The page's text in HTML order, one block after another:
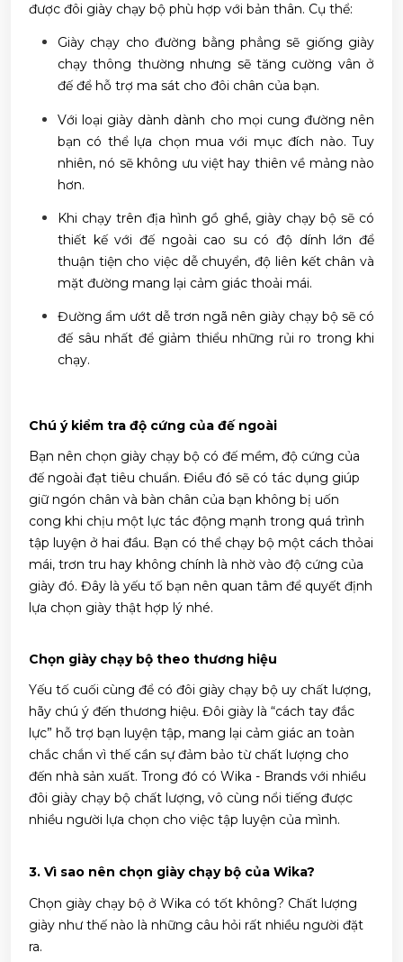
được đôi giày chạy bộ phù hợp với bản thân. Cụ thể:
Giày chạy cho đường bằng phẳng sẽ giống giày
chạy thông thường nhưng sẽ tăng cường vân ở
đế để hỗ trợ ma sát cho đôi chân của bạn.
Với loại giày dành dành cho mọi cung đường nên
bạn có thể lựa chọn mua với mục đích nào. Tuy
nhiên, nó sẽ không ưu việt hay thiên về mảng nào
hơn.
Khi chạy trên địa hình gồ ghề, giày chạy bộ sẽ có
thiết kế với đế ngoài cao su có độ dính lớn để
thuận tiện cho việc dễ chuyển, độ liên kết chân và
mặt đường mang lại cảm giác thoải mái.
Đường ẩm ướt dễ trơn ngã nên giày chạy bộ sẽ có
đế sâu nhất để giảm thiểu những rủi ro trong khi
chạy.
Chú ý kiểm tra độ cứng của đế ngoài
Bạn nên chọn giày chạy bộ có đế mềm, độ cứng của
đế ngoài đạt tiêu chuẩn. Điều đó sẽ có tác dụng giúp
giữ ngón chân và bàn chân của bạn không bị uốn
cong khi chịu một lực tác động mạnh trong quá trình
tập luyện ở hai đầu. Bạn có thể chạy bộ một cách thỏai
mái, trơn tru hay không chính là nhờ vào độ cứng của
giày đó. Đây là yếu tố bạn nên quan tâm để quyết định
lựa chọn giày thật hợp lý nhé.
Chọn giày chạy bộ theo thương hiệu
Yếu tố cuối cùng để có đôi giày chạy bộ uy chất lượng,
hãy chú ý đến thương hiệu. Đôi giày là “cách tay đắc
lực” hỗ trợ bạn luyện tập, mang lại cảm giác an toàn
chắc chắn vì thế cần sự đảm bảo từ chất lượng cho
đến nhà sản xuất. Trong đó có Wika - Brands với nhiều
đôi giày chạy bộ chất lượng, vô cùng nổi tiếng được
nhiều người lựa chọn cho việc tập luyện của mình.
3. Vì sao nên chọn giày chạy bộ của Wika?
Chọn giày chạy bộ ở Wika có tốt không? Chất lượng
giày như thế nào là những câu hỏi rất nhiều người đặt
ra.